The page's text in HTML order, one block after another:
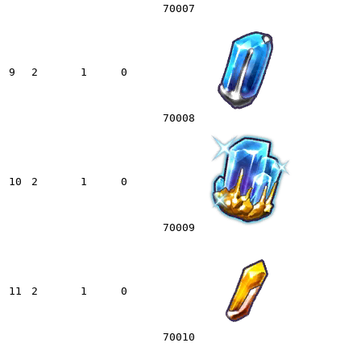
70007
9 2 1 0
70008
10 2 1 0
70009
11 2 1 0
70010